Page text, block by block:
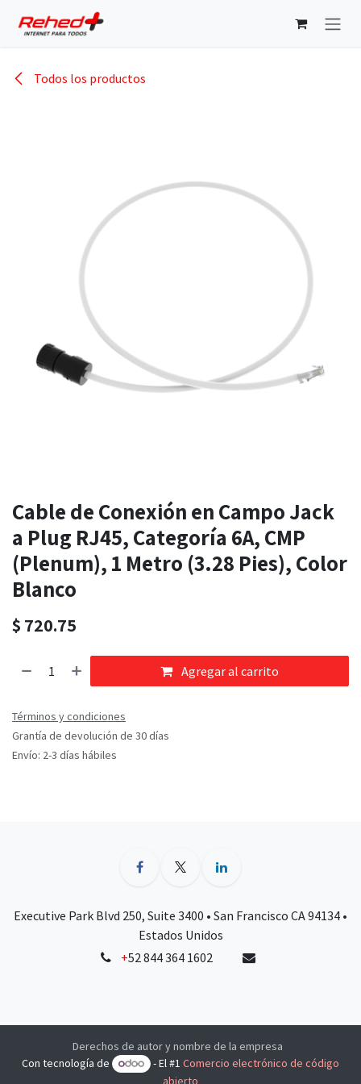
Todos los productos
Cable de Conexión en Campo Jack
a Plug RJ45, Categoría 6A, CMP
(Plenum), 1 Metro (3.28 Pies), Color
Blanco
$ 720.75
Agregar al carrito
Términos y condiciones
Grantía de devolución de 30 días
Envío: 2-3 días hábiles
Executive Park Blvd 250, Suite 3400 • San Francisco CA 94134 •
Estados Unidos
+52 844 364 1602
Derechos de autor y nombre de la empresa
Con tecnología de
- El #1Comercio electrónico de código
abierto